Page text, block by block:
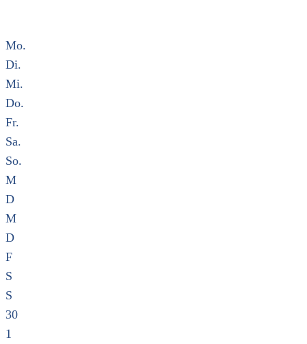
Mo.
Di.
Mi.
Do.
Fr.
Sa.
So.
M
D
M
D
F
S
S
30
1